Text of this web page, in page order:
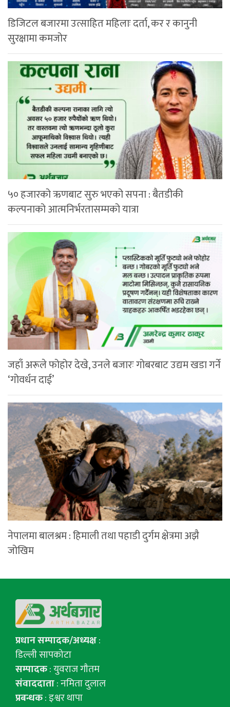
डिजिटल बजारमा उत्साहित महिलाः दर्ता, कर र कानुनी
सुरक्षामा कमजोर
५० हजारको ऋणबाट सुरु भएको सपना : बैतडीकी
कल्पनाको आत्मनिर्भरतासम्मको यात्रा
जहाँ अरूले फोहोर देखे, उनले बजारः गोबरबाट उद्यम खडा गर्ने
‘गोवर्धन दाई’
नेपालमा बालश्रम : हिमाली तथा पहाडी दुर्गम क्षेत्रमा अझै
जोखिम
प्रधान सम्पादक/अध्यक्ष:
डिल्ली सापकोटा
सम्पादक: युवराज गाैतम
संवाददाता: नमिता दुलाल
प्रबन्धक: इश्वर थापा